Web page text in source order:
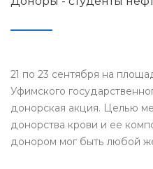
21 по 23 сентября на
Уфимского
донорская акция. Целью
донорства крови и ее
донором мог быть любой